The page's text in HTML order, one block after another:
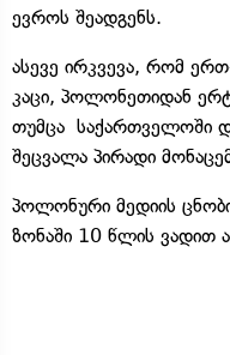
ევროს შეადგენს.
ასევე ირკვევა, რომ
კაცი, პოლონეთიდან
თუმცა საქართველოში
შეცვალა პირადი
პოლონური მედიის
ზონაში 10 წლის ვადით